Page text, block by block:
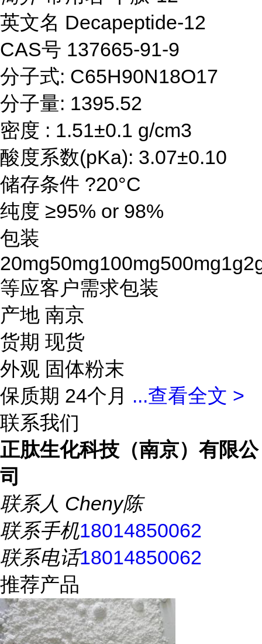
英文名 Decapeptide-12
CAS号 137665-91-9
分子式: C65H90N18O17
分子量: 1395.52
密度 : 1.51±0.1 g/cm3
酸度系数(pKa): 3.07±0.10
储存条件 ?20°C
纯度 ≥95% or 98%
包装
等应客户需求包装
产地 南京
货期 现货
外观 固体粉末
保质期 24个月 ...查看全文 >
联系我们
正肽生化科技（南京）有限公
司
联系人 Cheny陈
联系手机18014850062
联系电话18014850062
推荐产品